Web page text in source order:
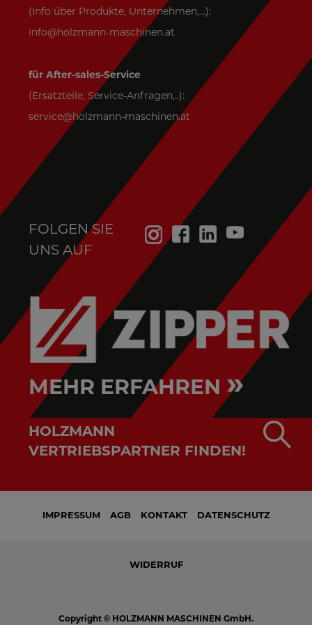
(Info über Produkte, Unternehmen,...):
info@holzmann-maschinen.at
für After-sales-Service
(Ersatzteile, Service-Anfragen,..):
service@holzmann-maschinen.at
FOLGEN SIE
UNS AUF
MEHR ERFAHREN »
HOLZMANN
VERTRIEBSPARTNER FINDEN!
IMPRESSUM AGB KONTAKT DATENSCHUTZ
WIDERRUF
Copyright © HOLZMANN MASCHINEN GmbH.